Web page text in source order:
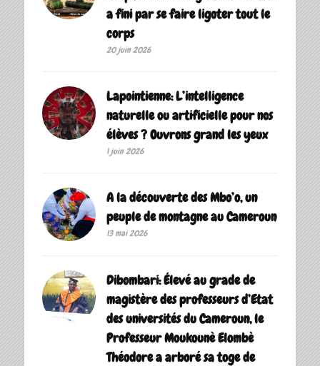
a fini par se faire ligoter tout le
corps
20 juin 2026
Lapointienne: L’intelligence
naturelle ou artificielle pour nos
élèves ? Ouvrons grand les yeux
1 juin 2026
A la découverte des Mbo’o, un
peuple de montagne au Cameroun
13 mai 2026
Dibombari: Élevé au grade de
magistère des professeurs d’Etat
des universités du Cameroun, le
Professeur Moukounè Elombè
Théodore a arboré sa toge de